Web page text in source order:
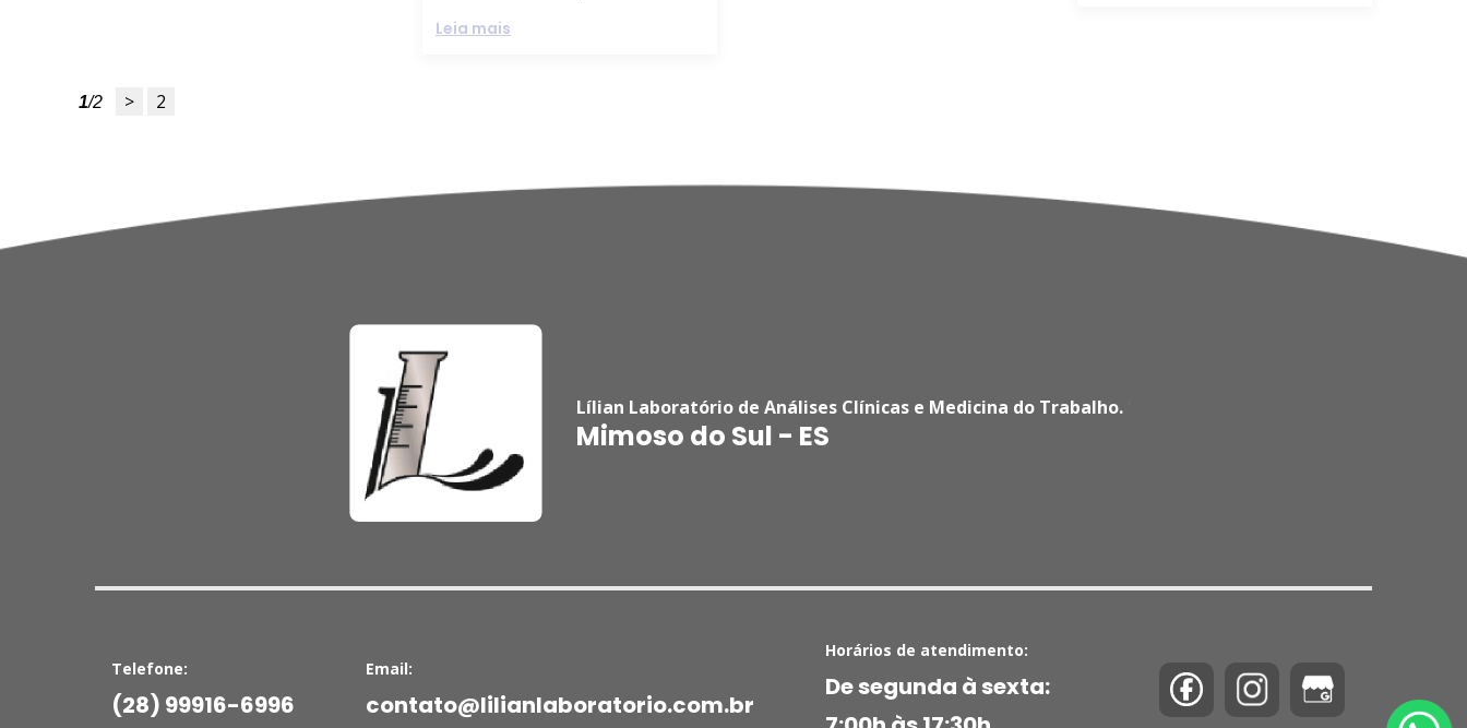
Leia mais
1/2
Lílian Laboratório de Análises Clínicas e Medicina do Trabalho.
Mimoso do Sul - ES
Telefone:
(28) 99916-6996
Email:
contato@lilianlaboratorio.com.br
Horários de atendimento:
De segunda à sexta: